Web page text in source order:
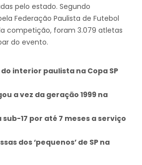
pelo estado. Segundo
Federação Paulista de Futebol
competição, foram 3.079 atletas
do evento.
interior paulista na Copa SP
a vez da geração 1999 na
17 por até 7 meses a serviço
dos ‘pequenos’ de SP na